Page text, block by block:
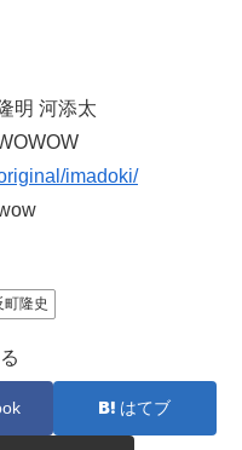
明 河添太
imadoki/
町隆史
はてブ